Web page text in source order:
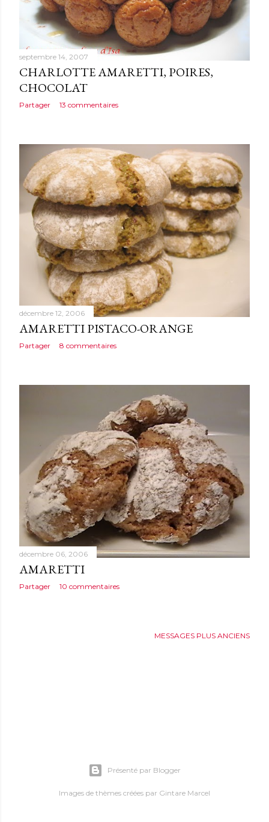
septembre 14, 2007
CHARLOTTE AMARETTI, POIRES,
CHOCOLAT
Partager 13 commentaires
décembre 12, 2006
AMARETTI PISTACO-ORANGE
Partager 8 commentaires
décembre 06, 2006
AMARETTI
Partager 10 commentaires
MESSAGES PLUS ANCIENS
Présenté par Blogger
Images de thèmes créées par Gintare Marcel